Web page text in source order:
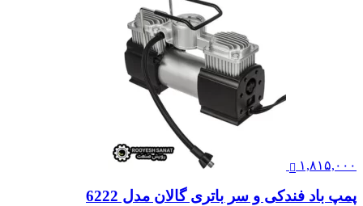
۱,۸۱۵,۰۰۰
پمپ باد فندکی و سر باتری گالان مدل 6222